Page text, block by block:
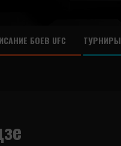
БОЕВ UFC ТУРНИРЫ